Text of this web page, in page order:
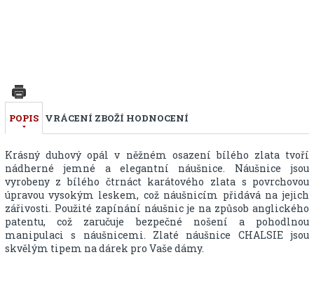
POPIS VRÁCENÍ ZBOŽÍ HODNOCENÍ
Krásný duhový opál v něžném osazení bílého zlata tvoří
nádherné jemné a elegantní náušnice. Náušnice jsou
vyrobeny z bílého čtrnáct karátového zlata s povrchovou
úpravou vysokým leskem, což náušnicím přidává na jejich
zářivosti. Použité zapínání náušnic je na způsob anglického
patentu, což zaručuje bezpečné nošení a pohodlnou
manipulaci s náušnicemi. Zlaté náušnice CHALSIE jsou
skvělým tipem na dárek pro Vaše dámy.